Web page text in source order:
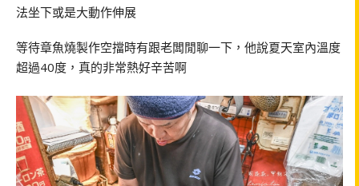
法坐下或是大動作伸展
等待章魚燒製作空擋時有跟老闆閒聊一下，他說夏天室內溫度
超過40度，真的非常熱好辛苦啊